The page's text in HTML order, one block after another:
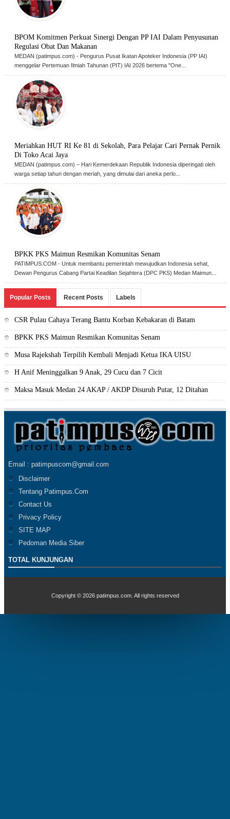
BPOM Komitmen Perkuat Sinergi Dengan PP IAI Dalam Penyusunan
Regulasi Obat Dan Makanan
MEDAN (patimpus.com) - Pengurus Pusat Ikatan Apoteker Indonesia (PP IAI)
menggelar Pertemuan Ilmiah Tahunan (PIT) IAI 2026 bertema "One...
Meriahkan HUT RI Ke 81 di Sekolah, Para Pelajar Cari Pernak Pernik
Di Toko Acai Jaya
MEDAN (patimpus.com) – Hari Kemerdekaan Republik Indonesia diperingati oleh
warga setiap tahun dengan meriah, yang dimulai dari aneka perlo...
BPKK PKS Maimun Resmikan Komunitas Senam
PATIMPUS.COM - Untuk membantu pemerintah mewujudkan Indonesia sehat,
Dewan Pengurus Cabang Partai Keadilan Sejahtera (DPC PKS) Medan Maimun...
Popular Posts Recent Posts Labels
CSR Pulau Cahaya Terang Bantu Korban Kebakaran di Batam
BPKK PKS Maimun Resmikan Komunitas Senam
Musa Rajekshah Terpilih Kembali Menjadi Ketua IKA UISU
H Anif Meninggalkan 9 Anak, 29 Cucu dan 7 Cicit
Maksa Masuk Medan 24 AKAP / AKDP Disuruh Putar, 12 Ditahan
Email : patimpuscom@gmail.com
Disclaimer
Tentang Patimpus.Com
Contact Us
Privacy Policy
SITE MAP
Pedoman Media Siber
TOTAL KUNJUNGAN
Copyright © 2026 patimpus.com. All rights reserved